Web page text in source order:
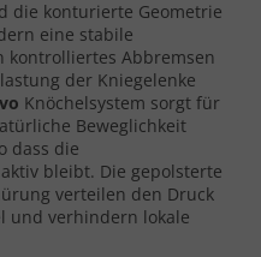
die konturierte Geometrie
eine stabile
kontrolliertes Abbremsen
der Kniegelenke
Knöchelsystem sorgt für
Beweglichkeit
dass die
bleibt. Die gepolsterte
verteilen den Druck
und verhindern lokale